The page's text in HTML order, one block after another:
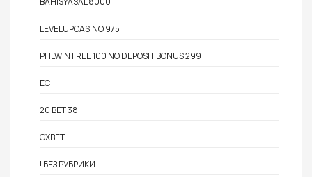
LEVELUPCASINO 975
PHLWIN FREE 100 NO DEPOSIT BONUS 299
EC
20 BET 38
GXBET
! БЕЗ РУБРИКИ